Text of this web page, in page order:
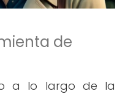
de
a lo largo de la